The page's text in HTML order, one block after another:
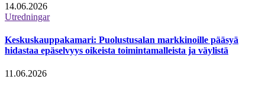
14.06.2026
Utredningar
Keskuskauppakamari: Puolustusalan markkinoille pääsyä
hidastaa epäselvyys oikeista toimintamalleista ja väylistä
11.06.2026